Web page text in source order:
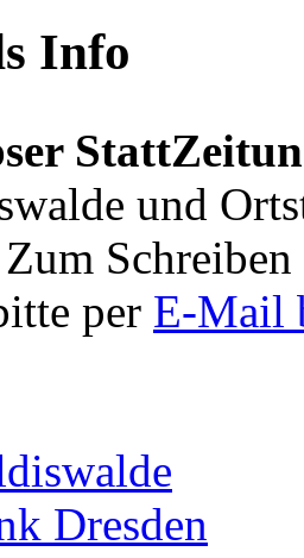
Info
und
per E-Mail
Dresden